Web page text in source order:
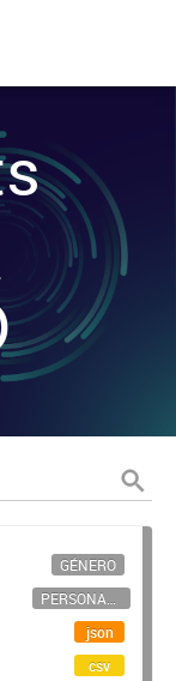
GÉNERO
PERSONAL CIENTÍFICO-TECNOLÓGICO
json
csv